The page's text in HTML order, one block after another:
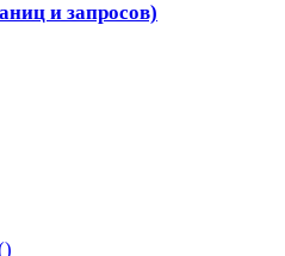
и запросов)